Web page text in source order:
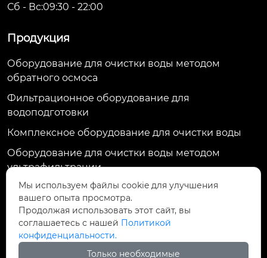
Сб - Вс:09:30 - 22:00
Продукция
Оборудование для очистки воды методом
обратного осмоса
Фильтрационное оборудование для
водоподготовки
Комплексное оборудование для очистки воды
Оборудование для очистки воды методом
ультрафильтрации
Контактная информация
ул. Тяньхуэй, д. 1009, пр. Жунду, р-н Цзиньню, г.
Чэнду, индекс 610036, Китай
13017485333@163.com
Мы используем файлы cookie для улучшения
вашего опыта просмотра.
Продолжая использовать этот сайт, вы
соглашаетесь с нашей Политикой
конфиденциальности.
Только необходимые